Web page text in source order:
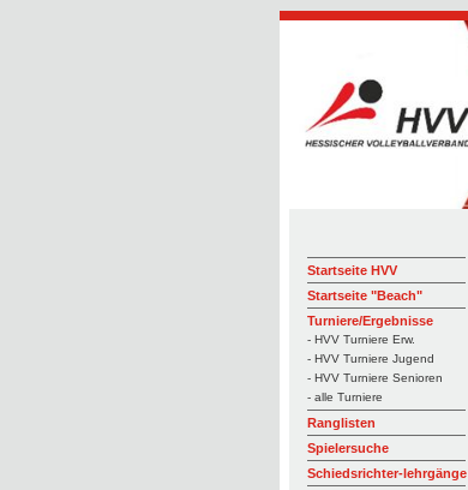
Startseite HVV
Startseite "Beach"
Turniere/Ergebnisse
- HVV Turniere Erw.
- HVV Turniere Jugend
- HVV Turniere Senioren
- alle Turniere
Ranglisten
Spielersuche
Schiedsrichter-lehrgänge